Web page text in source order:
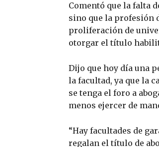
Comentó que la falta
sino que la profesión
proliferación de
otorgar el título
Dijo que hoy día una
la facultad, ya que la
se tenga el foro a
menos ejercer de
“Hay facultades de
regalan el título de